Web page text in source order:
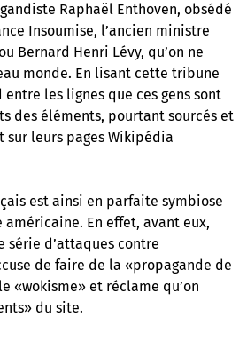
Raphaël Enthoven, obsédé
Insoumise, l’ancien ministre
Bernard Henri Lévy, qu’on ne
monde. En lisant cette tribune
les lignes que ces gens sont
des éléments, pourtant sourcés et
sur leurs pages Wikipédia
est ainsi en parfaite symbiose
En effet, avant eux,
série d’attaques contre
de faire de la «propagande de
«wokisme» et réclame qu’on
du site.